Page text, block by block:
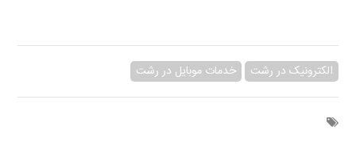
الکترونیک در رشت خدمات موبایل در رشت